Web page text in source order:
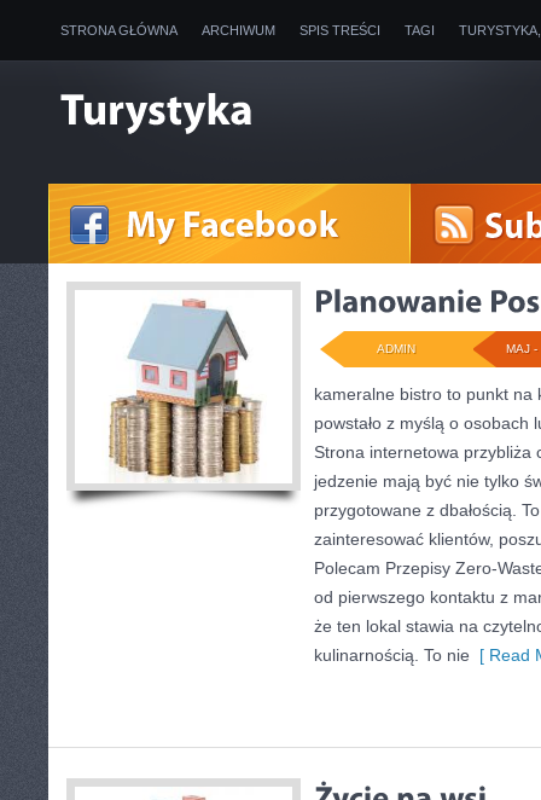
STRONA GŁÓWNA ARCHIWUM SPIS TREŚCI TAGI
MAJ -
ADMIN
kameralne bistro to punkt na
powstało z myślą o osobach
Strona internetowa przybliża
jedzenie mają być nie tylko
przygotowane z dbałością.
zainteresować klientów,
Polecam Przepisy Zero-
od pierwszego kontaktu z
że ten lokal stawia na
kulinarnością. To nie [ Read